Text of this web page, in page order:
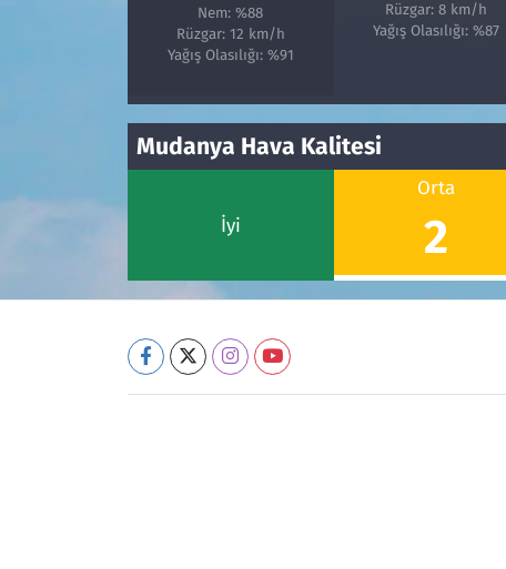
Nem: %88
Rüzgar: 12 km/h
Yağış Olasılığı: %91
Rüzgar: 8 km/h
Yağış Olasılığı: %87
Mudanya Hava Kalitesi
İyi
Orta
2